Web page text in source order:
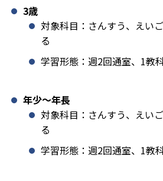
3歳
対象科目：さんすう、えい
る
学習形態：週2回通室、1教
年少〜年長
対象科目：さんすう、えい
る
学習形態：週2回通室、1教